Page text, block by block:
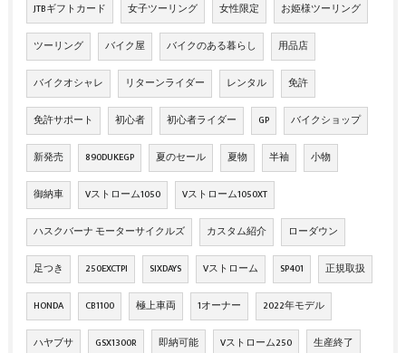
JTBギフトカード 女子ツーリング 女性限定 お姫様ツーリング
ツーリング バイク屋 バイクのある暮らし 用品店
バイクオシャレ リターンライダー レンタル 免許
免許サポート 初心者 初心者ライダー GP バイクショップ
新発売 890DUKEGP 夏のセール 夏物 半袖 小物
御納車 Vストローム1050 Vストローム1050XT
ハスクバーナ モーターサイクルズ カスタム紹介 ローダウン
足つき 250EXCTPI SIXDAYS Vストローム SP401 正規取扱
HONDA CB1100 極上車両 1オーナー 2022年モデル
ハヤブサ GSX1300R 即納可能 Vストローム250 生産終了